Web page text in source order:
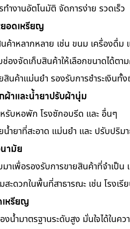
ทำงานอัตโนมัติ จัดการง่าย รวดเร็ว
อดเหรียญ
ค้าหลากหลาย เช่น ขนม เครื่องดื่ม
องจัดเก็บสินค้าให้เลือกขนาดได้ตาม
สินค้าแม่นยำ รองรับการชำระเงินทั้
ผ้าและน้ำยาปรับผ้านุ่ม
หรับหอพัก โรงซักอบรีด และ อื่นๆ
น้ำยาที่สะอาด แม่นยำ และ ปรับปริ
ามัย
าเพื่อรองรับการขายสินค้าที่จำเป็
สะดวกในพื้นที่สาธารณะ เช่น โรงเ
หรียญ
งน้ำมาตรฐานระดับสูง มั่นใจได้ในค